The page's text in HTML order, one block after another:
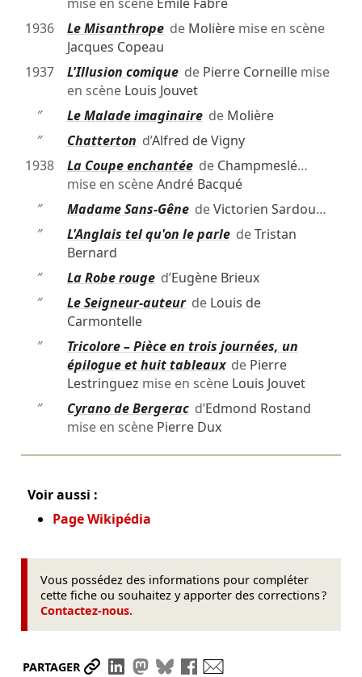
1936
Le Misanthropede Molièremise en scène
Jacques Copeau
1937
L'Illusion comiquede Pierre Corneillemise
en scène Louis Jouvet
″
Le Malade imaginairede Molière
″
Chatterton d’Alfred de Vigny
1938
La Coupe enchantéede Champmeslé…
mise en scèneAndré Bacqué
″
Madame Sans-GênedeVictorien Sardou…
″
L'Anglais tel qu'on le parledeTristan
Bernard
″
La Robe rouged’Eugène Brieux
″
Le Seigneur-auteurde Louis de
Carmontelle
″
Tricolore – Pièce en trois journées, un
épilogue et huit tableauxde Pierre
Lestringuez mise en scène Louis Jouvet
″
Cyrano de Bergeracd’Edmond Rostand
mise en scène Pierre Dux
Voir aussi :
Page Wikipédia
Vous possédez des informations pour compléter
cette fiche ou souhaitez y apporter des corrections ?
Contactez-nous.
PARTAGER Partager le lien
Partager sur LinkedIn
Partager sur Mastodon
Partager sur Bluesky
Partager sur Facebook